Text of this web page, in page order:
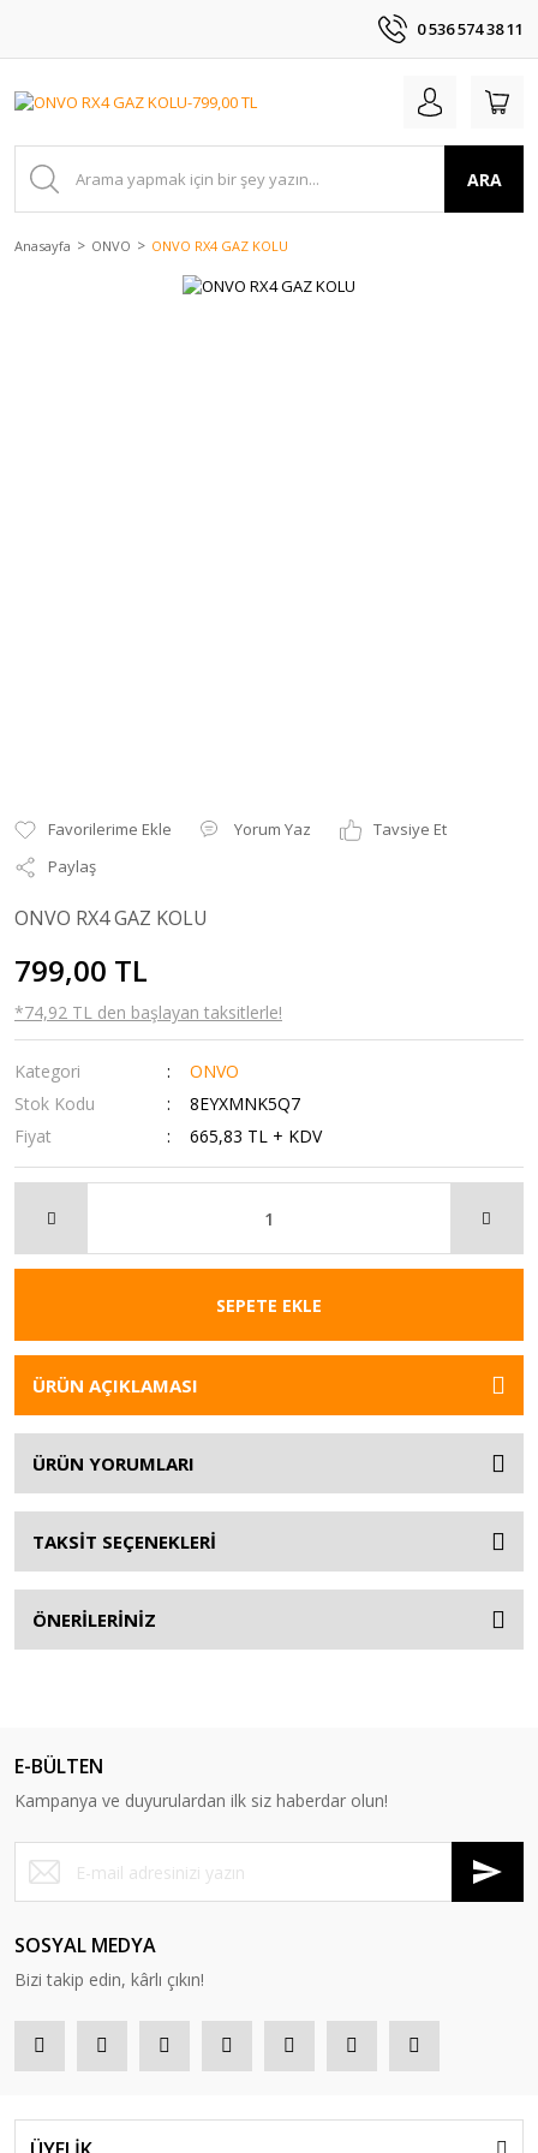
0 536 574 38 11
ARA
Anasayfa ONVO ONVO RX4 GAZ KOLU
Yorum Yaz
Tavsiye Et
Paylaş
ONVO RX4 GAZ KOLU
799,00 TL
*74,92 TL den başlayan taksitlerle!
Kategori
ONVO
Stok Kodu
8EYXMNK5Q7
Fiyat
665,83 TL + KDV
SEPETE EKLE
ÜRÜN AÇIKLAMASI
ÜRÜN YORUMLARI
TAKSİT SEÇENEKLERİ
ÖNERİLERİNİZ
E-BÜLTEN
Kampanya ve duyurulardan ilk siz haberdar olun!
SOSYAL MEDYA
Bizi takip edin, kârlı çıkın!